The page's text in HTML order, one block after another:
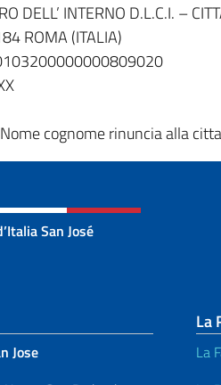
DELL’ INTERNO D.L.C.I. –
ROMA (ITALIA)
cognome rinuncia alla
San José
Jose
La
La